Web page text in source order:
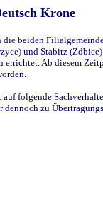
Krone
beiden
und Stabitz
Ab diesem
auf folgende
zu